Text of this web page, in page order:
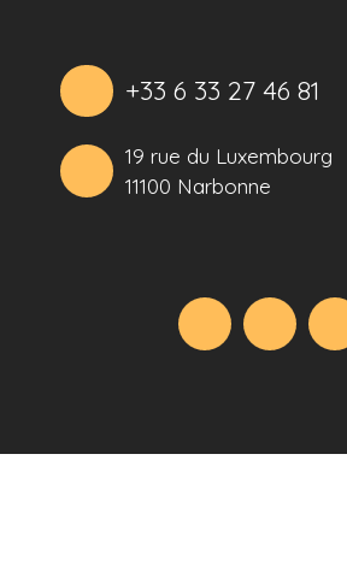
+33 6 33 27 46 81
19 rue du Luxembourg
11100 Narbonne